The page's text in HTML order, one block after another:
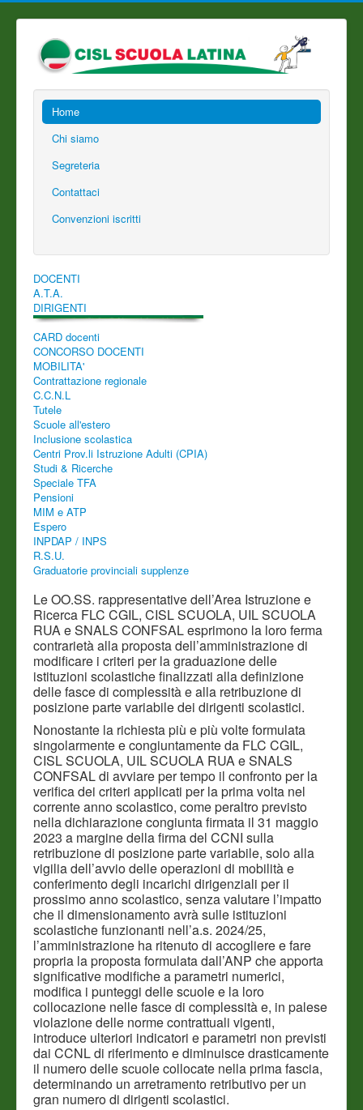
Home
Chi siamo
Segreteria
Contattaci
Convenzioni iscritti
DOCENTI
A.T.A.
DIRIGENTI
CARD docenti
CONCORSO DOCENTI
MOBILITA'
Contrattazione regionale
C.C.N.L
Tutele
Scuole all'estero
Inclusione scolastica
Centri Prov.li Istruzione Adulti (CPIA)
Studi & Ricerche
Speciale TFA
Pensioni
MIM e ATP
Espero
INPDAP / INPS
R.S.U.
Graduatorie provinciali supplenze
Le OO.SS. rappresentative dell’Area Istruzione e
Ricerca FLC CGIL, CISL SCUOLA, UIL SCUOLA
RUA e SNALS CONFSAL esprimono la loro ferma
contrarietà alla proposta dell’amministrazione di
modificare i criteri per la graduazione delle
istituzioni scolastiche finalizzati alla definizione
delle fasce di complessità e alla retribuzione di
posizione parte variabile dei dirigenti scolastici.
Nonostante la richiesta più e più volte formulata
singolarmente e congiuntamente da FLC CGIL,
CISL SCUOLA, UIL SCUOLA RUA e SNALS
CONFSAL di avviare per tempo il confronto per la
verifica dei criteri applicati per la prima volta nel
corrente anno scolastico, come peraltro previsto
nella dichiarazione congiunta firmata il 31 maggio
2023 a margine della firma del CCNI sulla
retribuzione di posizione parte variabile, solo alla
vigilia dell’avvio delle operazioni di mobilità e
conferimento degli incarichi dirigenziali per il
prossimo anno scolastico, senza valutare l’impatto
che il dimensionamento avrà sulle istituzioni
scolastiche funzionanti nell’a.s. 2024/25,
l’amministrazione ha ritenuto di accogliere e fare
propria la proposta formulata dall’ANP che apporta
significative modifiche a parametri numerici,
modifica i punteggi delle scuole e la loro
collocazione nelle fasce di complessità e, in palese
violazione delle norme contrattuali vigenti,
introduce ulteriori indicatori e parametri non previsti
dai CCNL di riferimento e diminuisce drasticamente
il numero delle scuole collocate nella prima fascia,
determinando un arretramento retributivo per un
gran numero di dirigenti scolastici.